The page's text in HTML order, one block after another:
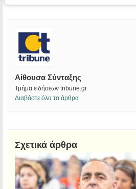
Αίθουσα Σύνταξης
Τμήμα ειδήσεων tribune.gr
Διαβάστε όλα τα άρθρα
Σχετικά άρθρα